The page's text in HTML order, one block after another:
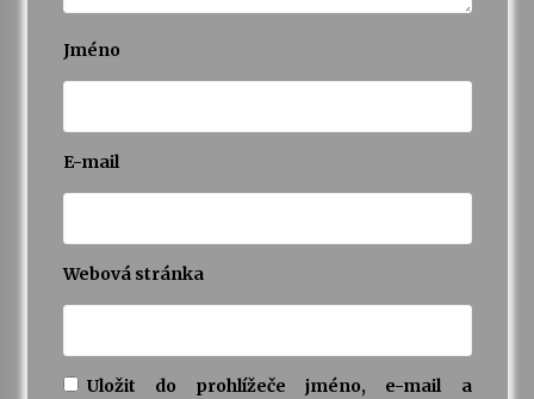
Jméno
E-mail
Webová stránka
Uložit do prohlížeče jméno, e-mail a